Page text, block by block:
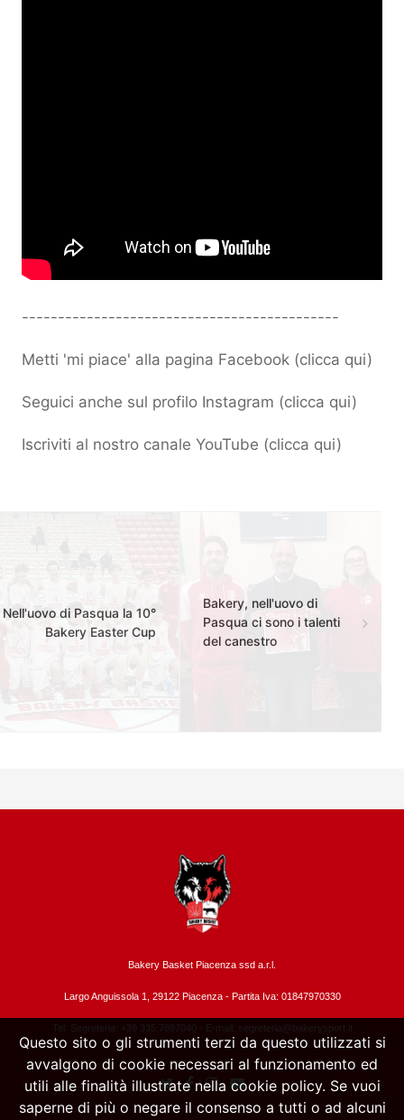
--------------------------------------------
Metti 'mi piace' alla pagina Facebook (clicca qui)
Seguici anche sul profilo Instagram (clicca qui)
Iscriviti al nostro canale YouTube (clicca qui)
Nell'uovo di Pasqua la 10°
Bakery Easter Cup
Bakery, nell'uovo di
Pasqua ci sono i talenti
del canestro
Bakery Basket Piacenza ssd a.r.l.
Largo Anguissola 1, 29122 Piacenza - Partita Iva: 01847970330
Tel. Segreteria: +39 335.7897040 - E-mail: segreteria@bakerysport.it
Questo sito o gli strumenti terzi da questo utilizzati si
avvalgono di cookie necessari al funzionamento ed
utili alle finalità illustrate nella cookie policy. Se vuoi
saperne di più o negare il consenso a tutti o ad alcuni